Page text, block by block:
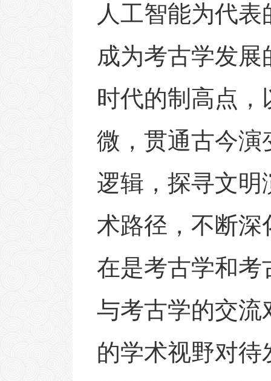
人工智能为代
成为考古学发
时代的制高点
微，贯通古今演
逻辑，探寻文
术路径，不断深
在是考古学和考
与考古学的交流
的学术视野对